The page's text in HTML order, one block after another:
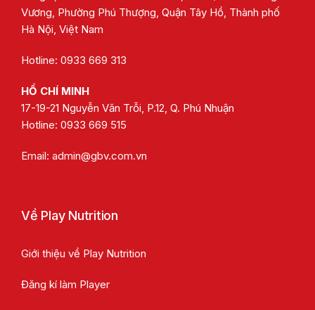
Vương, Phường Phú Thượng, Quận Tây Hồ, Thành phố
Hà Nội, Việt Nam
Hotline: 0933 669 313
HỒ CHÍ MINH
17-19-21 Nguyễn Văn Trỗi, P.12, Q. Phú Nhuận
Hotline: 0933 669 515
Email: admin@gbv.com.vn
Về Play Nutrition
Giới thiệu về Play Nutrition
Đăng kí làm Player